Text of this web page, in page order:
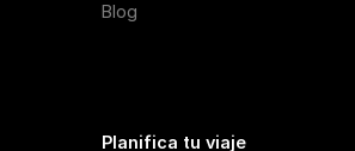
Blog
Planifica tu viaje